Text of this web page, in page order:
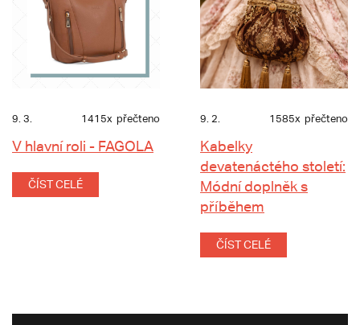
9. 3. 1415x přečteno
V hlavní roli - FAGOLA
ČÍST CELÉ
9. 2. 1585x přečteno
Kabelky
devatenáctého století:
Módní doplněk s
příběhem
ČÍST CELÉ